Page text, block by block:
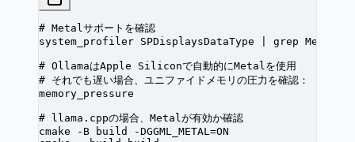
# Metalサポートを確認
system_profiler SPDisplaysDataType grep Metal
# OllamaはApple Siliconで自動的にMetalを使用
# それでも遅い場合、ユニファイドメモリの圧力を確認：
memory_pressure
# llama.cppの場合、Metalが有効か確認
cmake -B build
-DGGML_METAL=ON